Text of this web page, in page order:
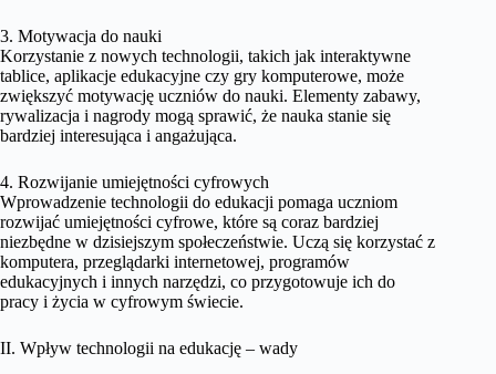
3. Motywacja do nauki
Korzystanie z nowych technologii, takich jak interaktywne
tablice, aplikacje edukacyjne czy gry komputerowe, może
zwiększyć motywację uczniów do nauki. Elementy zabawy,
rywalizacja i nagrody mogą sprawić, że nauka stanie się
bardziej interesująca i angażująca.
4. Rozwijanie umiejętności cyfrowych
Wprowadzenie technologii do edukacji pomaga uczniom
rozwijać umiejętności cyfrowe, które są coraz bardziej
niezbędne w dzisiejszym społeczeństwie. Uczą się korzystać z
komputera, przeglądarki internetowej, programów
edukacyjnych i innych narzędzi, co przygotowuje ich do
pracy i życia w cyfrowym świecie.
II. Wpływ technologii na edukację – wady